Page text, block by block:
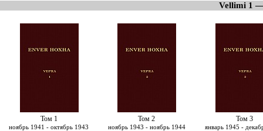
Vellimi 1
Том 1
ноябрь 1941 - октябрь 1943
Том 2
ноябрь 1943 - ноябрь 1944
Том 3
январь 1945 -